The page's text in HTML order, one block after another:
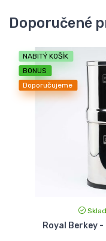
Doporučené
NABITÝ KOŠÍK
BONUS
Doporučujeme
Royal Berkey